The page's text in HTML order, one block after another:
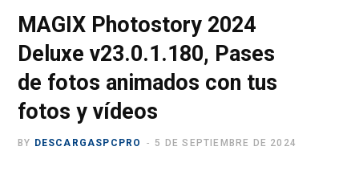
MAGIX Photostory 2024
Deluxe v23.0.1.180, Pases
de fotos animados con tus
fotos y vídeos
BY DESCARGASPCPRO 5 DE SEPTIEMBRE DE 2024